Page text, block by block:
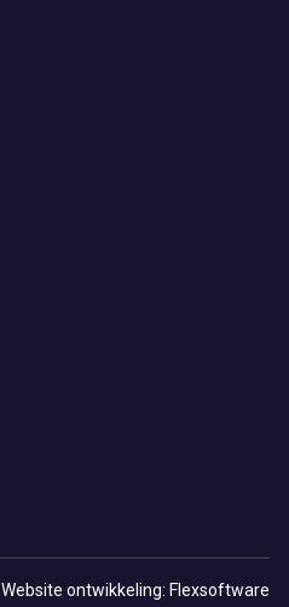
Website ontwikkeling: Flexsoftware